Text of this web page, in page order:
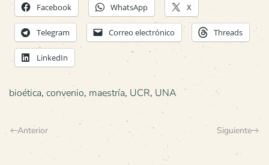
Facebook WhatsApp X
Telegram Correo electrónico Threads
LinkedIn
bioética, convenio, maestría, UCR, UNA
Anterior Siguiente